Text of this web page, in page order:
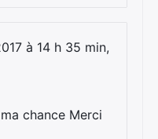
à 14 h 35 min,
chance Merci